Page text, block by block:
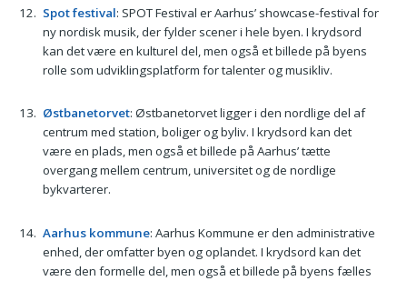
Spot festival: SPOT Festival er Aarhus’ showcase-festival for
ny nordisk musik, der fylder scener i hele byen. I krydsord
kan det være en kulturel del, men også et billede på byens
rolle som udviklingsplatform for talenter og musikliv.
Østbanetorvet: Østbanetorvet ligger i den nordlige del af
centrum med station, boliger og byliv. I krydsord kan det
være en plads, men også et billede på Aarhus’ tætte
overgang mellem centrum, universitet og de nordlige
bykvarterer.
Aarhus kommune: Aarhus Kommune er den administrative
enhed, der omfatter byen og oplandet. I krydsord kan det
være den formelle del, men også et billede på byens fælles